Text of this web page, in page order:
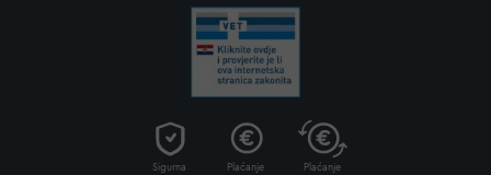
Sigurna
Plaćanje
Plaćanje